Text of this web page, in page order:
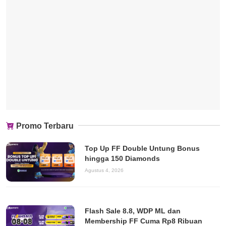
Promo Terbaru
Top Up FF Double Untung Bonus
hingga 150 Diamonds
Agustus 4, 2026
Flash Sale 8.8, WDP ML dan
Membership FF Cuma Rp8 Ribuan